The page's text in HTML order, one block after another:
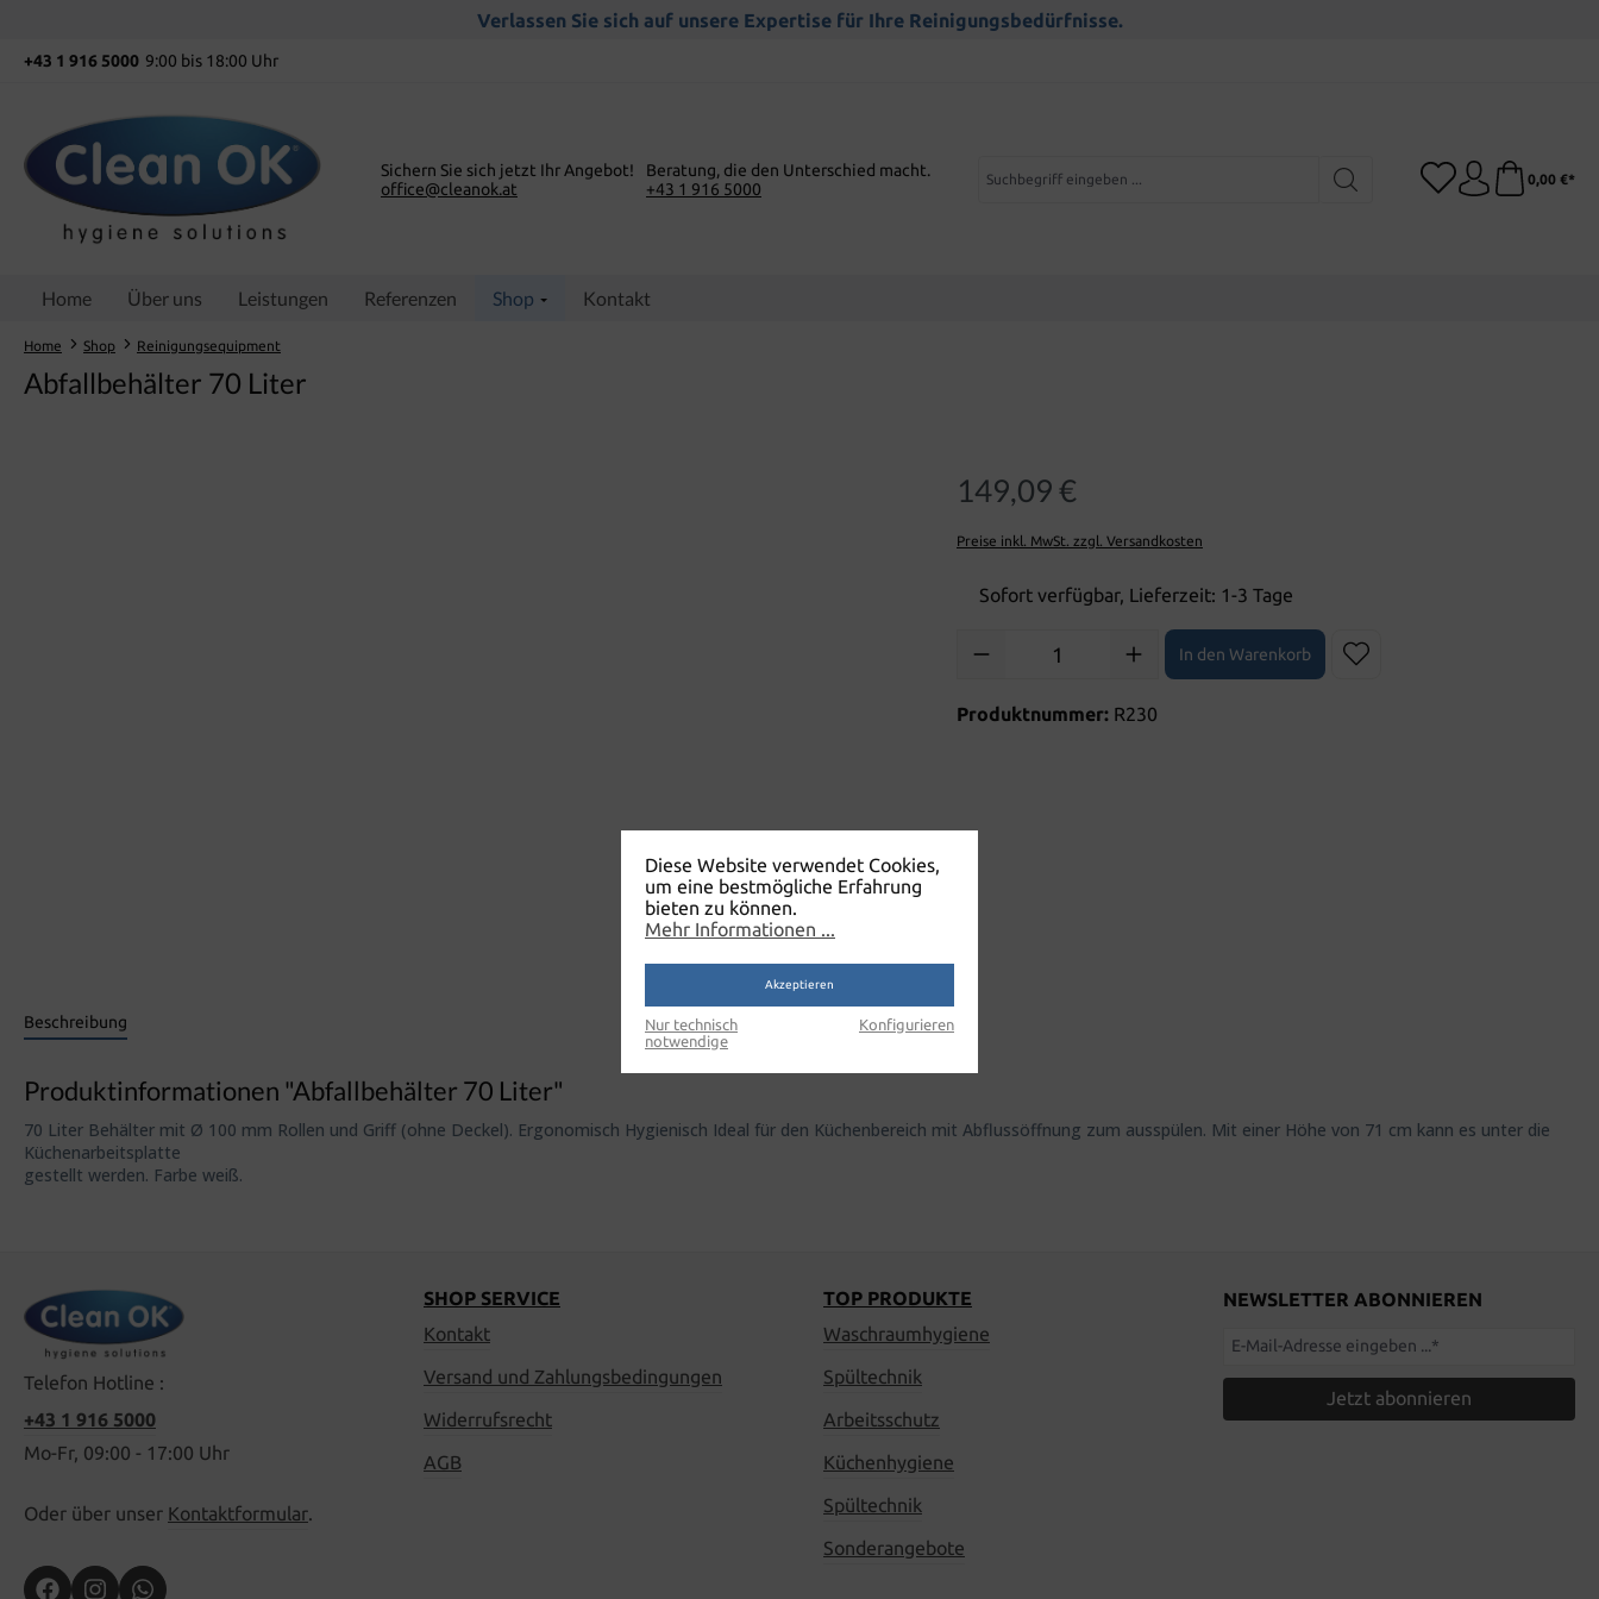
Verlassen Sie sich auf unsere Expertise für Ihre Reinigungsbedürfnisse.
+43 1 916 5000 9:00 bis 18:00 Uhr
Sichern Sie sich jetzt Ihr Angebot!
office@cleanok.at
Beratung, die den Unterschied macht.
+43 1 916 5000
0,00 €*
Home Über uns Leistungen Referenzen Shop Kontakt
Home Shop Reinigungsequipment
Abfallbehälter 70 Liter
149,09 €
Preise inkl. MwSt. zzgl. Versandkosten
Sofort verfügbar, Lieferzeit: 1-3 Tage
Produkt Anzahl: Gib den gewünschten Wert ein oder benutze die
In den Warenkorb
Produktnummer: R230
Beschreibung
Produktinformationen "Abfallbehälter 70 Liter"
70 Liter Behälter mit Ø 100 mm Rollen und Griff (ohne Deckel). Ergonomisch Hygienisch Ideal für den Küchenbereich mit Abflussöffnung zum ausspülen. Mit einer Höhe von 71 cm kann es unter die
Küchenarbeitsplatte
gestellt werden. Farbe weiß.
Telefon Hotline :
+43 1 916 5000
Mo-Fr, 09:00 - 17:00 Uhr
Oder über unser Kontaktformular.
SHOP SERVICE
Kontakt
Versand und Zahlungsbedingungen
Widerrufsrecht
AGB
TOP PRODUKTE
Waschraumhygiene
Spültechnik
Arbeitsschutz
Küchenhygiene
Spültechnik
Sonderangebote
NEWSLETTER ABONNIEREN
Jetzt abonnieren
Diese Website verwendet Cookies,
um eine bestmögliche Erfahrung
bieten zu können.
Mehr Informationen ...
Akzeptieren
Nur technisch
notwendige
Konfigurieren